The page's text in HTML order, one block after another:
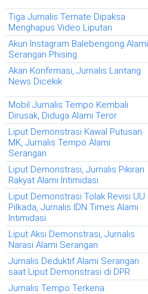
Tiga Jurnalis Ternate Dipaksa
Menghapus Video Liputan
Akun Instagram Balebengong Alami
Serangan Phising
Akan Konfirmasi, Jurnalis Lantang
News Dicekik
Mobil Jurnalis Tempo Kembali
Dirusak, Diduga Alami Teror
Liput Demonstrasi Kawal Putusan
MK, Jurnalis Tempo Alami
Serangan
Liput Demonstrasi, Jurnalis Pikiran
Rakyat Alami Intimidasi
Liput Demonstrasi Tolak Revisi UU
Pilkada, Jurnalis IDN Times Alami
Intimidasi
Liput Aksi Demonstrasi, Jurnalis
Narasi Alami Serangan
Jurnalis Deduktif Alami Serangan
saat Liput Demonstrasi di DPR
Jurnalis Tempo Terkena